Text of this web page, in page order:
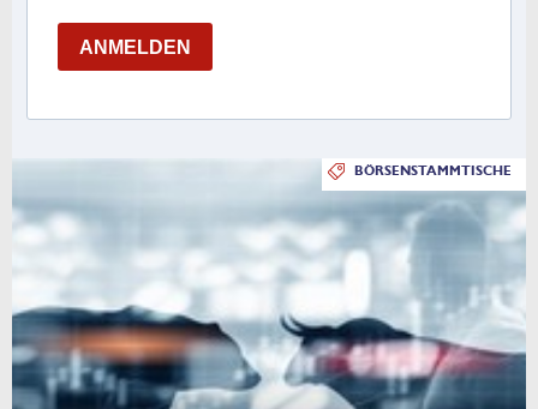
ANMELDEN
BÖRSENSTAMMTISCHE